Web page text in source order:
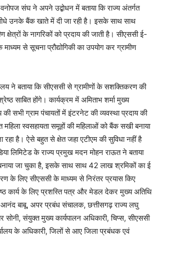
संघ ने अपने उद्बोधन में बताया कि राज्य अंतर्गत
उनके बैंक खाते में दी जा रही है। इसके साथ साथ
के नागरिकों को प्रदाय की जाती है। सीएससी ई-
से सूचना प्रौद्योगिकी का उपयोग कर ग्रामीण
ने बताया कि सीएससी से ग्रामीणों के सशक्तिकरण की
साबित होंगे। कार्यक्रम में अमिताभ शर्मा मुख्य
की सभी ग्राम पंचायतों में इंटरनेट की व्यवस्था प्रदाय की
स्वसहायता समूहों की महिलाओं को बैंक सखी बनाया
है। ऐसे बहुत से क्षेत जहा एटीएम की सुविधा नहीं है
लिमिटेड के राज्य प्रमुख मदन मोहन राऊत ने बताया
जा चुका है, इसके साथ साथ 42 लाख श्रमिकों का ई
के लिए सीएससी के माध्यम से निरंतर प्रयास किए
कार्य के लिए प्रशस्ति पत्र और मेडल देकर मुख्य अतिथि
आनंद बाबू, अपर प्रबंध संचालक, छत्तीसगढ़ राज्य लघु
संयुक्त मुख्य कार्यपालन अधिकारी, चिप्स, सीएससी
के अधिकारी, जिलों से आए जिला प्रबंधक एवं